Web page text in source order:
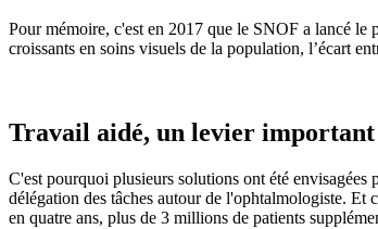
Pour mémoire, c'est en 2017 que le SNOF a lancé le
croissants en soins visuels de la population, l’écart
Travail aidé, un levier
C'est pourquoi plusieurs solutions ont été envisagées
délégation des tâches autour de l'ophtalmologiste. Et
en quatre ans, plus de 3 millions de patients